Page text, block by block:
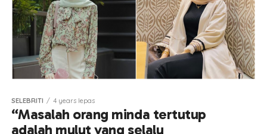
SELEBRITI 4 years lepas
“Masalah orang minda tertutup
adalah mulut yang selalu